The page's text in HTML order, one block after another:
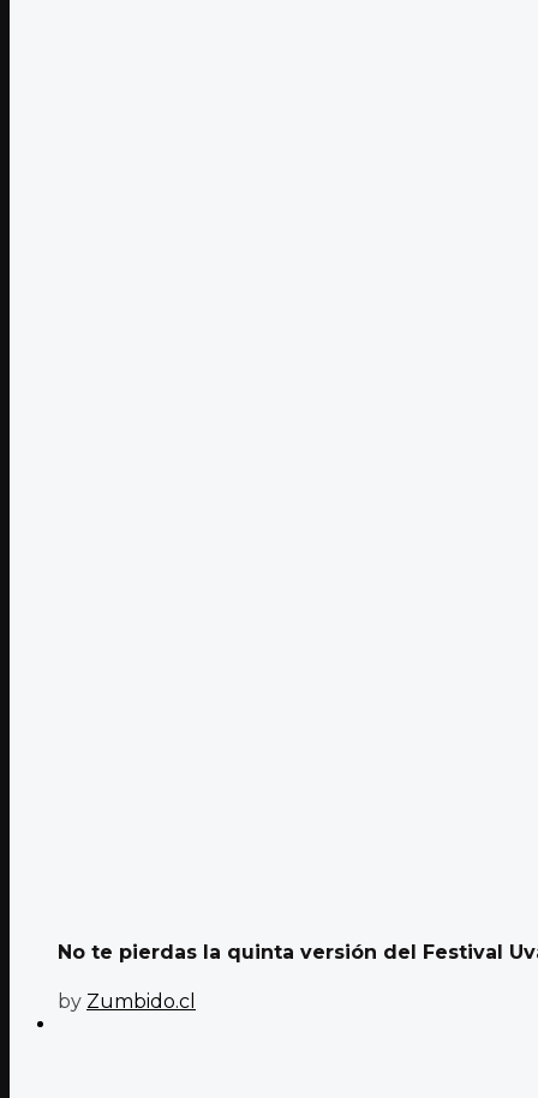
No te pierdas la quinta versión del Festival
by Zumbido.cl